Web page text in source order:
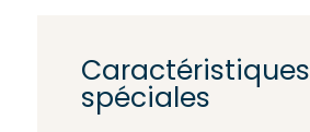
Caractéristiques
spéciales